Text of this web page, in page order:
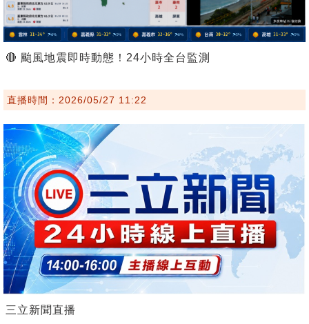
🔴 颱風地震即時動態！24小時全台監測
直播時間：2026/05/27 11:22
三立新聞直播